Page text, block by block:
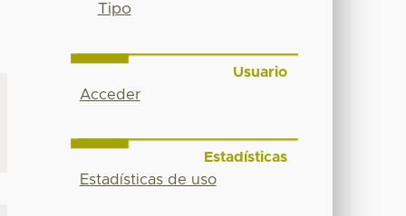
Tipo
Usuario
Acceder
Estadísticas
Estadísticas de uso